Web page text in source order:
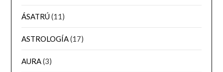
ÁSATRÚ(11)
ASTROLOGÍA(17)
AURA(3)